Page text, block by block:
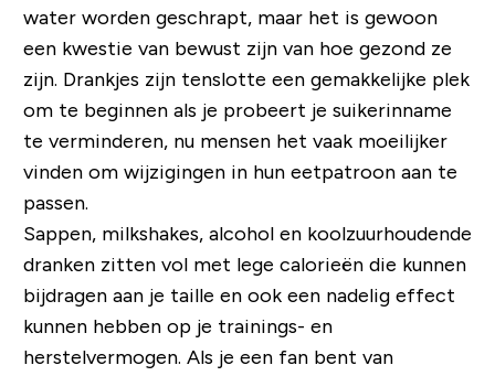
water worden geschrapt, maar het is gewoon
een kwestie van bewust zijn van hoe gezond ze
zijn. Drankjes zijn tenslotte een gemakkelijke plek
om te beginnen als je probeert je suikerinname
te verminderen, nu mensen het vaak moeilijker
vinden om wijzigingen in hun eetpatroon aan te
passen.
Sappen, milkshakes, alcohol en koolzuurhoudende
dranken zitten vol met lege calorieën die kunnen
bijdragen aan je taille en ook een nadelig effect
kunnen hebben op je trainings- en
herstelvermogen. Als je een fan bent van